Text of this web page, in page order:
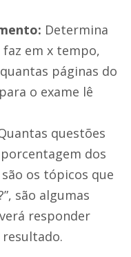
Determina
em x tempo,
páginas do
o exame lê
questões
porcentagem dos
são os tópicos que
são algumas
responder